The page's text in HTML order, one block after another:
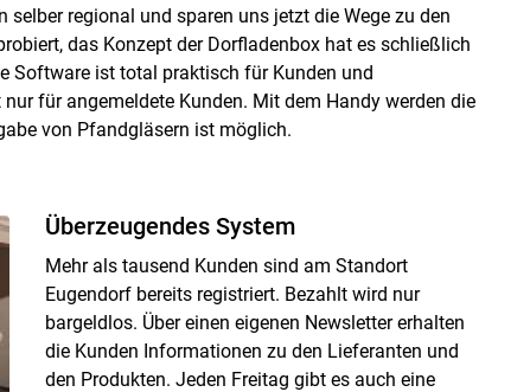
selber regional und sparen uns jetzt die Wege zu den
das Konzept der Dorfladenbox hat es schließlich
Software ist total praktisch für Kunden und
für angemeldete Kunden. Mit dem Handy werden die
von Pfandgläsern ist möglich.
Überzeugendes System
Mehr als tausend Kunden sind am Standort
Eugendorf bereits registriert. Bezahlt wird nur
bargeldlos. Über einen eigenen Newsletter erhalten
die Kunden Informationen zu den Lieferanten und
den Produkten. Jeden Freitag gibt es auch eine